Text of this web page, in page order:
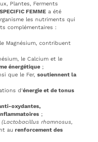
Plantes, Ferments
FEMME a été
les nutriments qui
complémentaires :
Magnésium, contribuent
le Calcium et le
énergétique ;
que le Fer,soutiennent la
d’énergie et de tonus
oxydantes,
;
(Lactobacillus rhamnosus,
au renforcement des